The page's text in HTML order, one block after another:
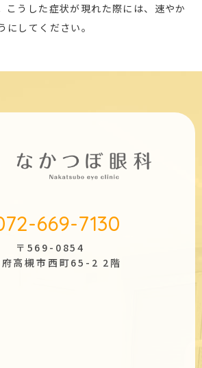
こうした症状が現れた際には、速やか
にしてください。
669-7130
〒569-0854
高槻市西町65-2 2階